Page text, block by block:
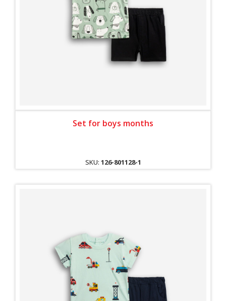
Set for boys months
SKU: 126-801128-1